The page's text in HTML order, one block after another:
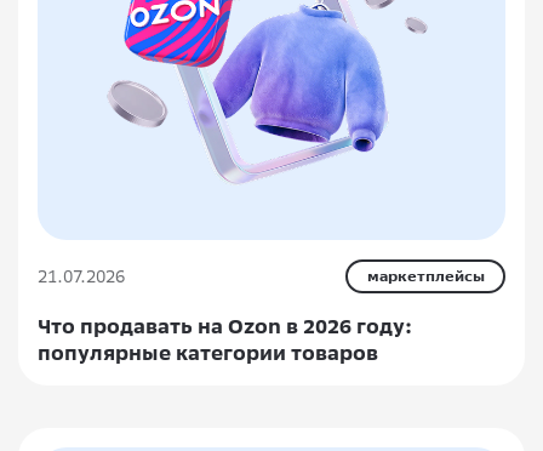
21.07.2026 маркетплейсы
Что продавать на Ozon в 2026 году:
популярные категории товаров